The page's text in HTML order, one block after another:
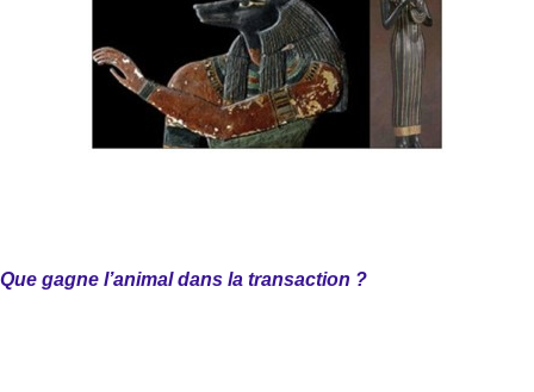
Que gagne l’animal dans la transaction ?